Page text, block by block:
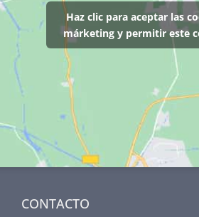
Haz clic para aceptar las
márketing y permitir este
CONTACTO